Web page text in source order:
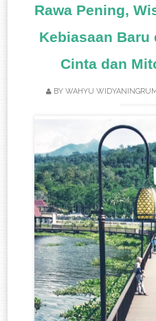
Rawa Pening,
Kebiasaan Baru
Cinta dan
BY WAHYU